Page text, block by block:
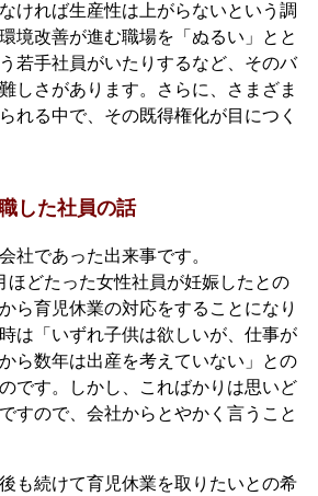
ければ生産性は上がらないという調
境改善が進む職場を「ぬるい」とと
若手社員がいたりするなど、そのバ
しさがあります。さらに、さまざま
れる中で、その既得権化が目につく
した社員の話
社であった出来事です。
ほどたった女性社員が妊娠したとの
ら育児休業の対応をすることになり
は「いずれ子供は欲しいが、仕事が
ら数年は出産を考えていない」との
です。しかし、こればかりは思いど
すので、会社からとやかく言うこと
も続けて育児休業を取りたいとの希